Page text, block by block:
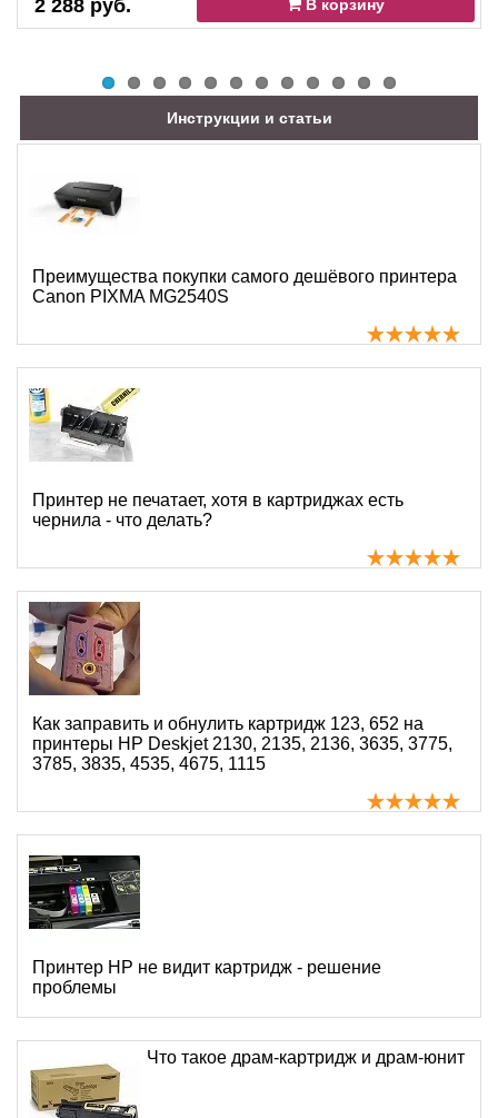
2 288 руб. В корзину
Инструкции и статьи
Преимущества покупки самого дешёвого принтера
Canon PIXMA MG2540S
Принтер не печатает, хотя в картриджах есть
чернила - что делать?
Как заправить и обнулить картридж 123, 652 на
принтеры HP Deskjet 2130, 2135, 2136, 3635, 3775,
3785, 3835, 4535, 4675, 1115
Принтер HP не видит картридж - решение
проблемы
Что такое драм-картридж и драм-юнит